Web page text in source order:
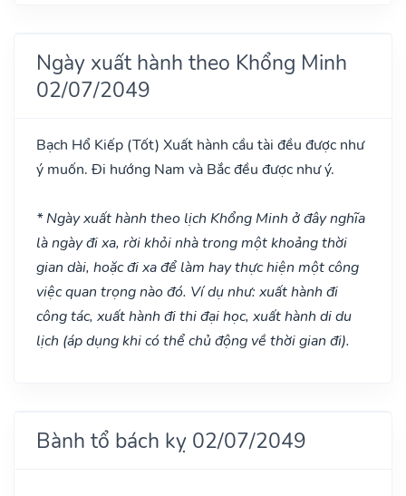
Ngày xuất hành theo Khổng Minh
02/07/2049
Bạch Hổ Kiếp (Tốt) Xuất hành cầu tài đều được như
ý muốn. Đi hướng Nam và Bắc đều được như ý.
* Ngày xuất hành theo lịch Khổng Minh ở đây nghĩa
là ngày đi xa, rời khỏi nhà trong một khoảng thời
gian dài, hoặc đi xa để làm hay thực hiện một công
việc quan trọng nào đó. Ví dụ như: xuất hành đi
công tác, xuất hành đi thi đại học, xuất hành di du
lịch (áp dụng khi có thể chủ động về thời gian đi).
Bành tổ bách kỵ 02/07/2049